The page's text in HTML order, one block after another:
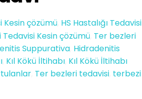
çözümü, HS Hastalığı Tedavisi
Kesin çözümü Ter bezleri
Suppurativa Hidradenitis
Kıl Kökü İltihabı Kıl Kökü İltihabı
Ter bezleri tedavisi terbezi